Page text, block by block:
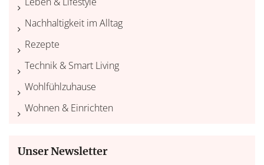
Nachhaltigkeit im Alltag
Rezepte
Technik & Smart Living
Wohlfühlzuhause
Wohnen & Einrichten
Unser Newsletter